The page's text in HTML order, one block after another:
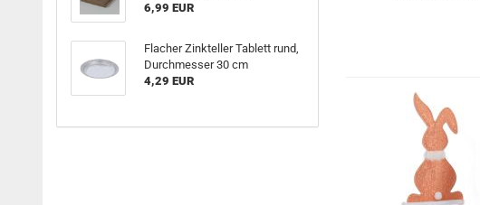
6,99 EUR
Flacher Zinkteller Tablett rund,
Durchmesser 30 cm
4,29 EUR